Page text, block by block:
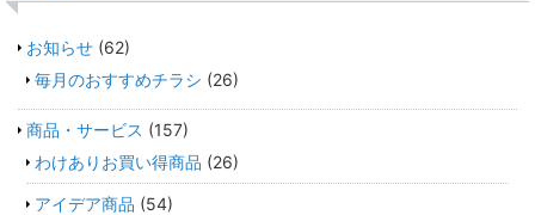
お知らせ (62)
毎月のおすすめチラシ (26)
商品・サービス (157)
わけありお買い得商品 (26)
アイデア商品 (54)